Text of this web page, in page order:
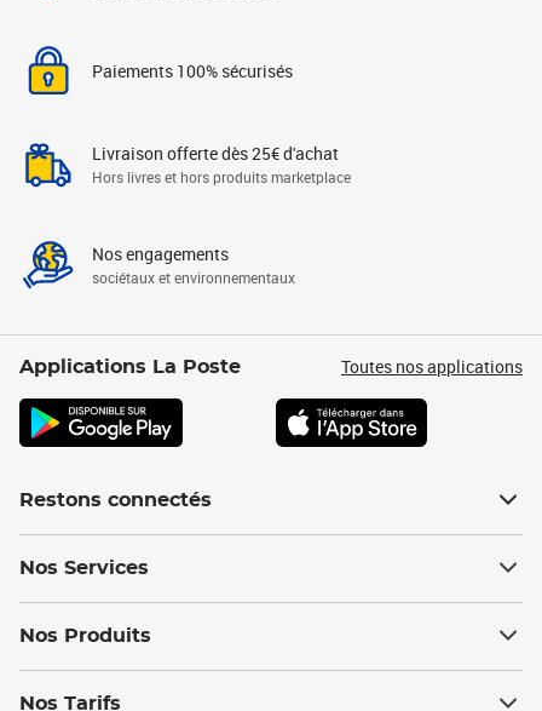
Paiements 100% sécurisés
Livraison offerte dès 25€ d'achat
Hors livres et hors produits marketplace
Nos engagements
sociétaux et environnementaux
Applications La Poste Toutes nos applications
Restons connectés
Nos Services
Nos Produits
Nos Tarifs